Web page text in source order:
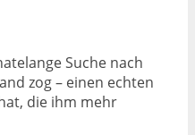
Suche nach
zog – einen echten
die ihm mehr